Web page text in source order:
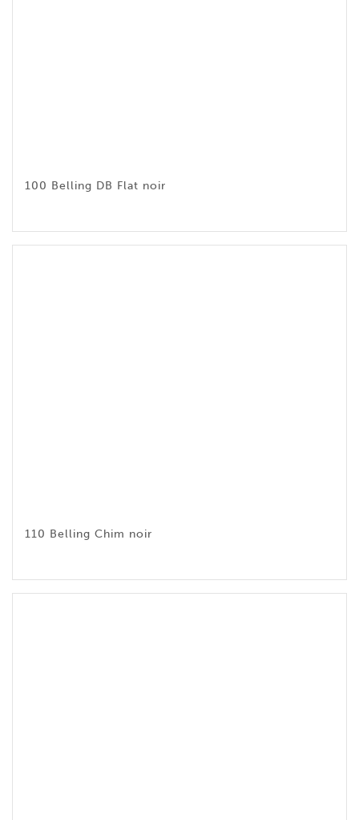
100 Belling DB Flat noir
110 Belling Chim noir